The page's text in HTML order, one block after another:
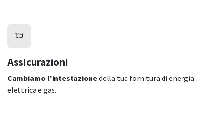
Assicurazioni
Cambiamo l'intestazionedella tua fornitura di energia
elettrica e gas.